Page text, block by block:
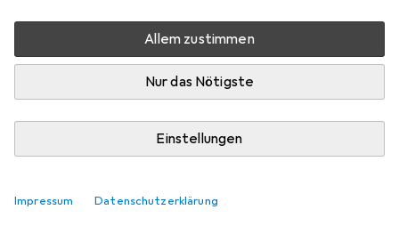
Allem zustimmen
Nur das Nötigste
Einstellungen
Impressum Datenschutzerklärung
Mehr als 10 Stück an Lager beim Lieferanten
Benachrichtigen, wenn schneller verfügbar
1 Stück
2 Stück
3 Stück
−20
4 Stück